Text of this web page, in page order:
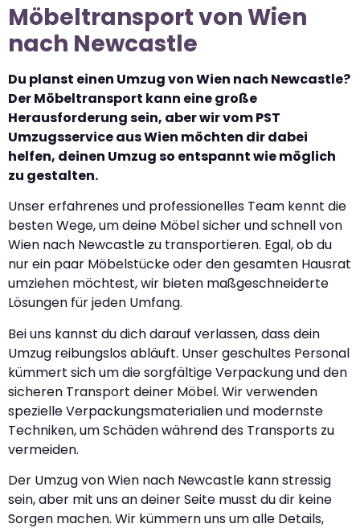
Möbeltransport von Wien
nach Newcastle
Du planst einen Umzug von Wien nach Newcastle?
Der Möbeltransport kann eine große
Herausforderung sein, aber wir vom PST
Umzugsservice aus Wien möchten dir dabei
helfen, deinen Umzug so entspannt wie möglich
zu gestalten.
Unser erfahrenes und professionelles Team kennt die
besten Wege, um deine Möbel sicher und schnell von
Wien nach Newcastle zu transportieren. Egal, ob du
nur ein paar Möbelstücke oder den gesamten Hausrat
umziehen möchtest, wir bieten maßgeschneiderte
Lösungen für jeden Umfang.
Bei uns kannst du dich darauf verlassen, dass dein
Umzug reibungslos abläuft. Unser geschultes Personal
kümmert sich um die sorgfältige Verpackung und den
sicheren Transport deiner Möbel. Wir verwenden
spezielle Verpackungsmaterialien und modernste
Techniken, um Schäden während des Transports zu
vermeiden.
Der Umzug von Wien nach Newcastle kann stressig
sein, aber mit uns an deiner Seite musst du dir keine
Sorgen machen. Wir kümmern uns um alle Details,